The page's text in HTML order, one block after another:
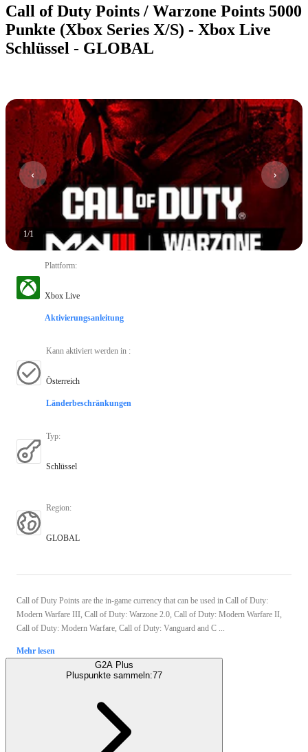
Call of Duty Points / Warzone Points 5000
Punkte (Xbox Series X/S) - Xbox Live
Schlüssel - GLOBAL
1/1
Plattform:
Xbox Live
Aktivierungsanleitung
Kann aktiviert werden in :
Österreich
Länderbeschränkungen
Typ:
Schlüssel
Region:
GLOBAL
Call of Duty Points are the in-game currency that can be used in Call of Duty:
Modern Warfare III, Call of Duty: Warzone 2.0, Call of Duty: Modern Warfare II,
Call of Duty: Modern Warfare, Call of Duty: Vanguard and C ...
Mehr lesen
G2A Plus
Pluspunkte sammeln:77